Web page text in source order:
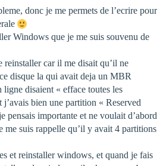
donc je me permets de l’ecrire pour
Windows que je me suis souvenu de
reinstaller car il me disait qu’il ne
disque la qui avait deja un MBR
disaient « efface toutes les
bien une partition « Reserved
pensais importante et ne voulait d’abord
me suis rappelle qu’il y avait 4 partitions
et reinstaller windows, et quand je fais